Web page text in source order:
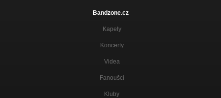
Bandzone.cz
Kapely
Koncerty
Videa
Fanoušci
Kluby